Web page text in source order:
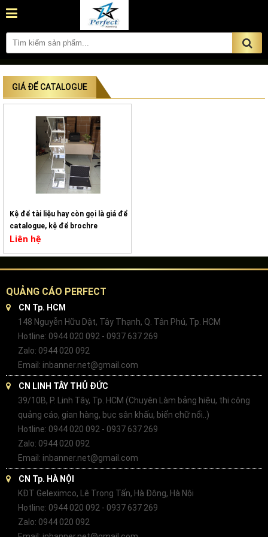
GIÁ ĐỂ CATALOGUE
Kệ để tài liệu hay còn gọi là giá để
catalogue, kệ để brochre
Liên hệ
QUẢNG CÁO PERFECT
CN Tp. HCM
148 Nguyễn Hữu Dật, Tây Thạnh, Q. Tân Phú, Tp. HCM
Hotline: 0944 020 092 - 0937 637 269
Zalo: 0944 020 092
Email: inbanner.net@gmail.com
CN LINH TÂY THỦ ĐỨC
39/10B, P. Linh Tây, Tp. HCM (Chuyên Làm bảng hiệu, thi công
quảng cáo, gian hàng, bục sân khấu, biển chữ nổi..)
Hotline: 0944 020 092 - 0937 637 269
Zalo: 0944 020 092
Email: inbanner.net@gmail.com
CN Tp. HÀ NỘI
KĐT Geleximco, Lê Trọng Tấn, Hà Đông, Hà Nội
Hotline: 0944 020 092 - 0937 637 269
Zalo: 0944 020 092